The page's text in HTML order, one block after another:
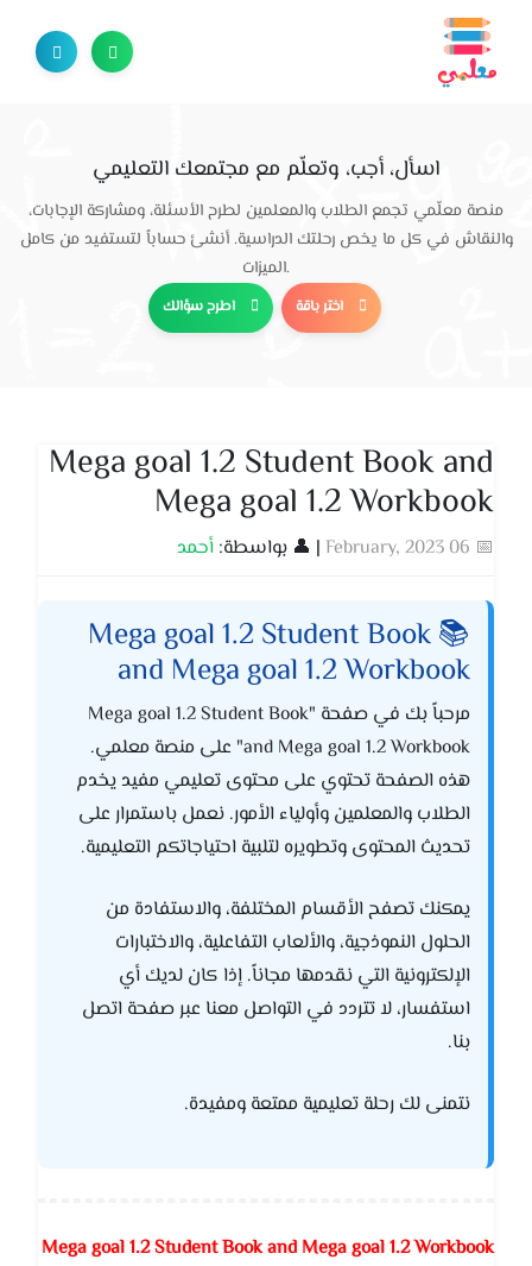
اسأل، أجب، وتعلّم مع مجتمعك التعليمي
منصة معلّمي تجمع الطلاب والمعلمين لطرح الأسئلة، ومشاركة الإجابات،
والنقاش في كل ما يخص رحلتك الدراسية. أنشئ حساباً لتستفيد من كامل
الميزات.
اطرح سؤالك اختر باقة
Mega goal 1.2 Student Book and
Mega goal 1.2 Workbook
📅 06 February, 2023 | 👤 بواسطة: أحمد
📚 Mega goal 1.2 Student Book
and Mega goal 1.2 Workbook
مرحباً بك في صفحة "Mega goal 1.2 Student Book
and Mega goal 1.2 Workbook" على منصة معلمي.
هذه الصفحة تحتوي على محتوى تعليمي مفيد يخدم
الطلاب والمعلمين وأولياء الأمور. نعمل باستمرار على
تحديث المحتوى وتطويره لتلبية احتياجاتكم التعليمية.
يمكنك تصفح الأقسام المختلفة، والاستفادة من
الحلول النموذجية، والألعاب التفاعلية، والاختبارات
الإلكترونية التي نقدمها مجاناً. إذا كان لديك أي
استفسار، لا تتردد في التواصل معنا عبر صفحة اتصل
بنا.
نتمنى لك رحلة تعليمية ممتعة ومفيدة.
Mega goal 1.2 Student Book and Mega goal 1.2 Workbook